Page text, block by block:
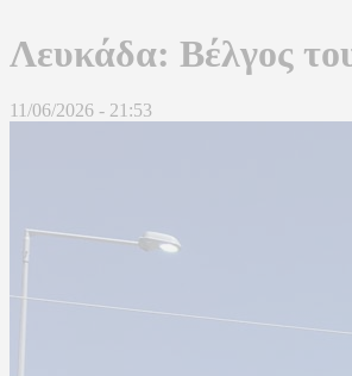
Λευκάδα: Βέλγος
11/06/2026 - 21:53